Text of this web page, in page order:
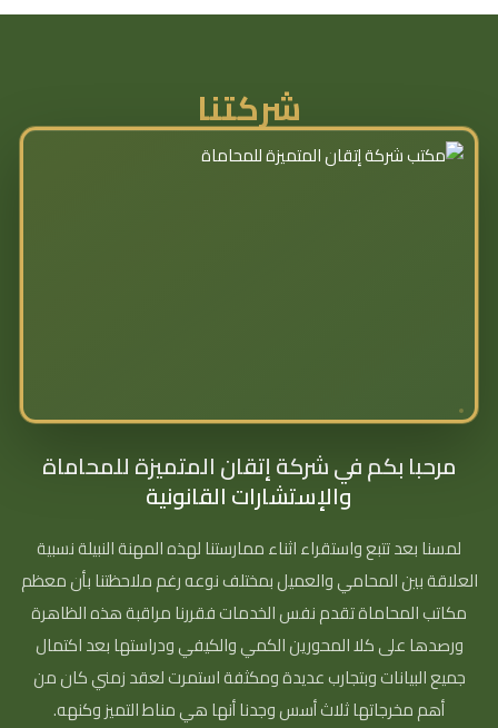
شركتنا
مرحبا بكم في شركة إتقان المتميزة للمحاماة
والإستشارات القانونية
لمسنا بعد تتبع واستقراء اثناء ممارستنا لهذه المهنة النبيلة نسبية
العلاقة بين المحامي والعميل بمختلف نوعه رغم ملاحظتنا بأن معظم
مكاتب المحاماة تقدم نفس الخدمات فقررنا مراقبة هذه الظاهرة
ورصدها على كلا المحورين الكمي والكيفي ودراستها بعد اكتمال
جميع البيانات وبتجارب عديدة ومكثفة استمرت لعقد زمني كان من
أهم مخرجاتها ثلاث أسس وجدنا أنها هي مناط التميز وكنهه.